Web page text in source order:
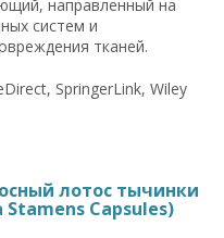
направленный на
систем и
тканей.
SpringerLink, Wiley
лотос тычинки
Capsules)